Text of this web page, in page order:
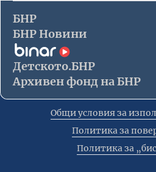
БНР
БНР Новини
Детското.БНР
Архивен фонд на БНР
Общи условия за
Политика за
Политика за